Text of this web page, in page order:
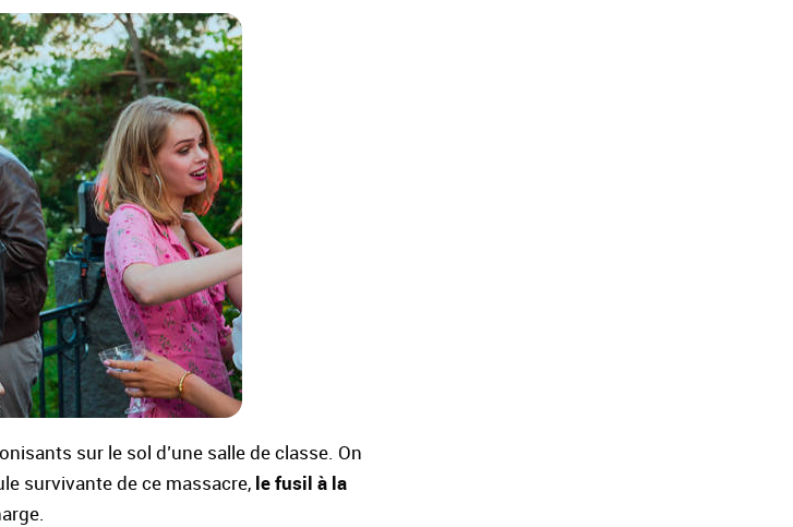
sur le sol d’une salle de classe. On
survivante de ce massacre, le fusil à la